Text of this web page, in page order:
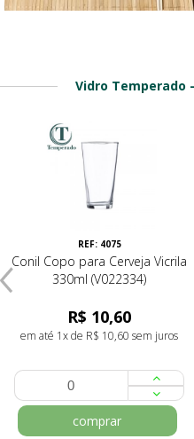
Vidro Temperado
REF: 4075
Conil Copo para Cerveja Vicrila
330ml (V022334)
R$ 10,60
em até 1x de R$ 10,60 sem juros
comprar